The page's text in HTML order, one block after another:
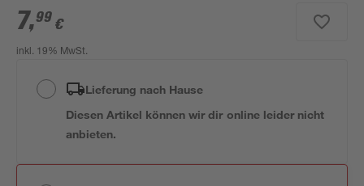
7,99 €
inkl. 19% MwSt.
Lieferung nach Hause
Diesen Artikel können wir dir online leider nicht
anbieten.